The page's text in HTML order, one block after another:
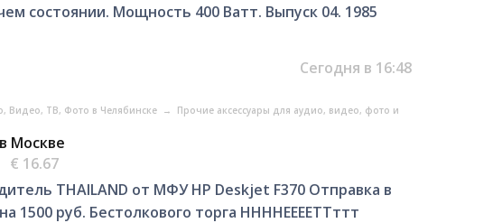
состоянии. Мощность 400 Ватт. Выпуск 04. 1985
Сегодня в 16:48
Видео, ТВ, Фото в Челябинске → Прочие аксессуары для аудио, видео, фото и
Москве
€ 16.67
THAILAND от МФУ HP Deskjet F370 Отправка в
1500 руб. Бестолкового торга ННННЕЕЕЕТТттт